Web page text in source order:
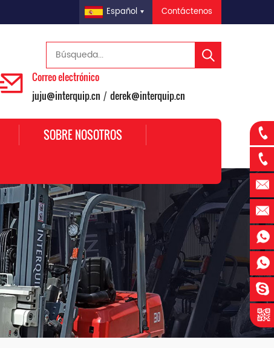
Contáctenos
Español
Correo electrónico
juju@interquip.cn / derek@interquip.cn
SOBRE NOSOTROS